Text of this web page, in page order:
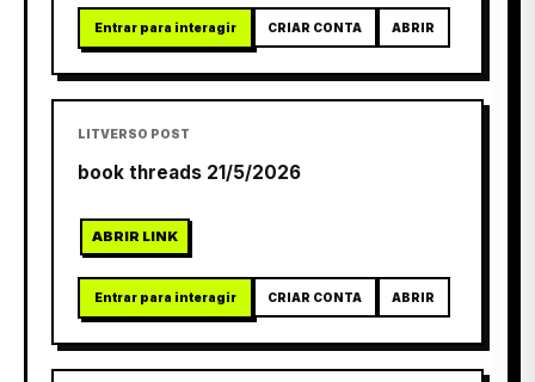
Entrar para interagir CRIAR CONTA ABRIR
LITVERSO POST
book threads 21/5/2026
ABRIR LINK
Entrar para interagir CRIAR CONTA ABRIR